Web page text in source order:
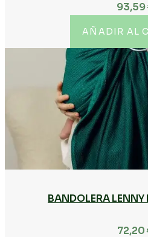
93,59
AÑADIR AL
BANDOLERA LENNY
72,20